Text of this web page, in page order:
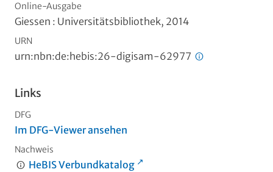
Online-Ausgabe
Giessen : Universitätsbibliothek, 2014
URN
urn:nbn:de:hebis:26-digisam-62977
Links
DFG
Im DFG-Viewer ansehen
Nachweis
HeBIS Verbundkatalog